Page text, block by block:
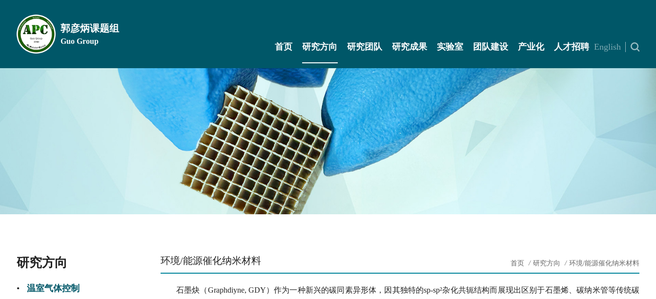
郭彦炳课题组
Guo Group
首页 研究方向 研究团队 研究成果 实验室 团队建设 产业化 人才招聘 English
研究方向
温室气体控制
环境/能源催化纳米材料 首页 / 研究方向 / 环境/能源催化纳米材料
石墨炔（Graphdiyne, GDY）作为一种新兴的碳同素异形体，因其独特的sp-sp²杂化共轭结构而展现出区别于石墨烯、碳纳米管等传统碳